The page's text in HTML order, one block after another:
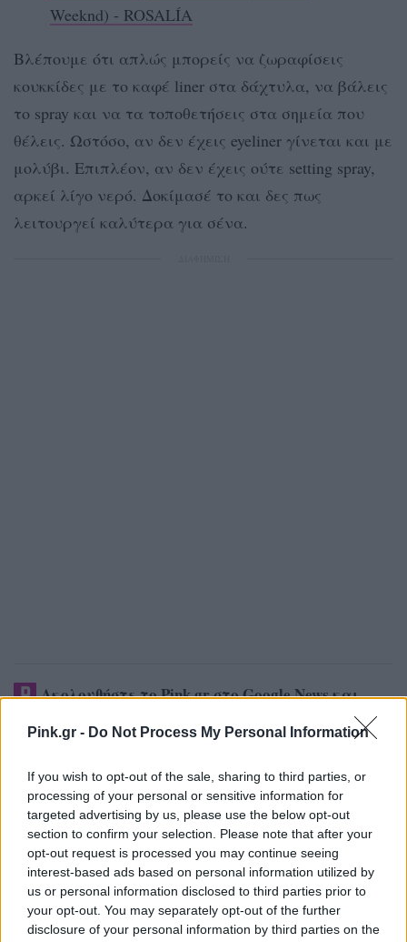
Pink.gr - Do Not Process My Personal Information
If you wish to opt-out of the sale, sharing to third parties, or
processing of your personal or sensitive information for
targeted advertising by us, please use the below opt-out
section to confirm your selection. Please note that after your
opt-out request is processed you may continue seeing
interest-based ads based on personal information utilized by
us or personal information disclosed to third parties prior to
your opt-out. You may separately opt-out of the further
disclosure of your personal information by third parties on the
Weeknd) - ROSALÍA
Βλέπουμε ότι απλώς μπορείς να ζωραφίσεις
κουκκίδες με το καφέ liner στα δάχτυλα, να βάλεις
το spray και να τα τοποθετήσεις στα σημεία που
θέλεις. Ωστόσο, αν δεν έχεις eyeliner γίνεται και με
μολύβι. Επιπλέον, αν δεν έχεις ούτε setting spray,
αρκεί λίγο νερό. Δοκίμασέ το και δες πως
λειτουργεί καλύτερα για σένα.
Ακολουθήστε το Pink.gr στοGoogle Newsκαι
Διαβάστε Ακόμη
CELEB STYLE ΠΡΙΝ 206 ΕΒΔΟΜΆΔΕΣ
Kim Kardashian: Έτσι είναι
χωρίς μακιγιάζ και αυτή είναι